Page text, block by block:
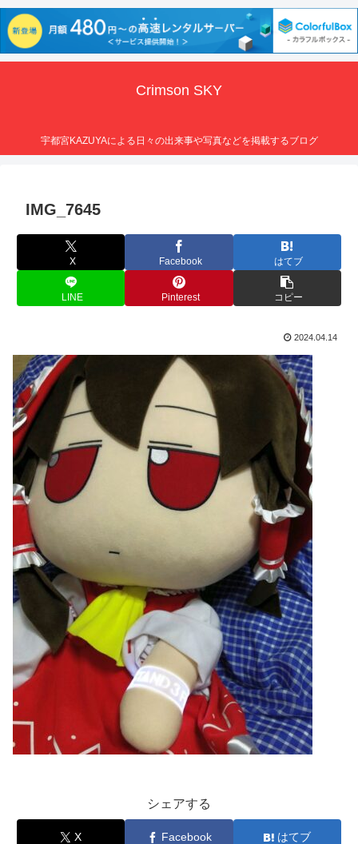
Crimson SKY
宇都宮KAZUYAによる日々の出来事や写真などを掲載するブログ
IMG_7645
X Facebook はてブ
LINE Pinterest コピー
2024.04.14
シェアする
X Facebook はてブ